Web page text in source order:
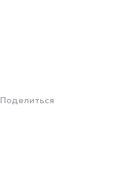
Поделиться